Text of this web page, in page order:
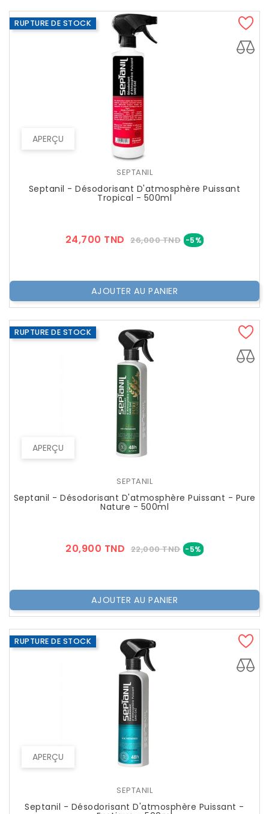
APERÇU
RUPTURE DE STOCK
SEPTANIL
Septanil - Désodorisant D'atmosphère Puissant
Tropical - 500ml
24,700 TND Prix
26,000 TND -5%Prix
AJOUTER AU PANIER
APERÇU
RUPTURE DE STOCK
SEPTANIL
Septanil - Désodorisant D'atmosphère Puissant - Pure
Nature - 500ml
20,900 TND Prix
22,000 TND -5% Prix
AJOUTER AU PANIER
APERÇU
RUPTURE DE STOCK
SEPTANIL
Septanil - Désodorisant D'atmosphère Puissant -